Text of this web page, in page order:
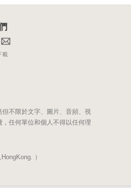
載
不限於文字、圖片、音頻、視
任何單位和個人不得以任何理
）